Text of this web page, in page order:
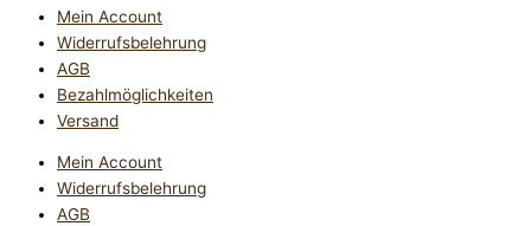
Mein Account
Widerrufsbelehrung
AGB
Bezahlmöglichkeiten
Versand
Mein Account
Widerrufsbelehrung
AGB